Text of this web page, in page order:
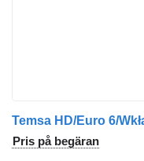
Pris på begäran